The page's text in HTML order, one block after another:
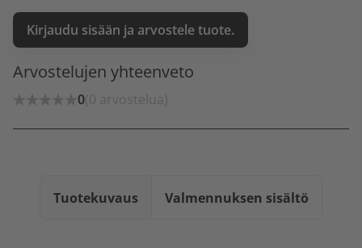
Kirjaudu sisään ja arvostele tuote.
Arvostelujen yhteenveto
0(0 arvostelua)
Tuotekuvaus Valmennuksen sisältö